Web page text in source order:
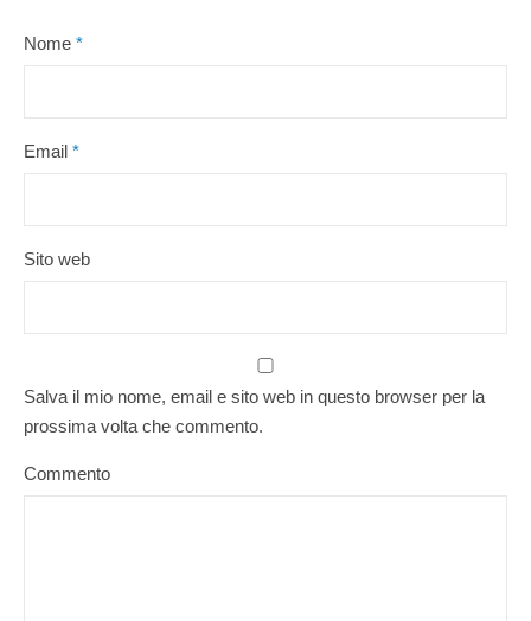
Nome *
Email *
Sito web
Salva il mio nome, email e sito web in questo browser per la
prossima volta che commento.
Commento